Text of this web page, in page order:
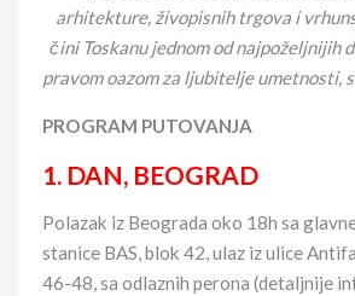
arhitekture, živopisnih trgova i
čini Toskanu jednom od najpoželjnijih
pravom oazom za ljubitelje umetnosti,
PROGRAM PUTOVANJA
1. DAN, BEOGRAD
Polazak iz Beograda oko 18h sa
stanice BAS, blok 42, ulaz iz ulice
46-48, sa odlaznih perona (detaljnije